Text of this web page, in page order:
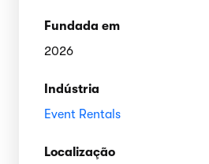
Fundada em
2026
Indústria
Event Rentals
Localização